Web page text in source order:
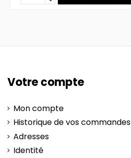
Votre compte
Mon compte
Historique de vos commandes
Adresses
Identité